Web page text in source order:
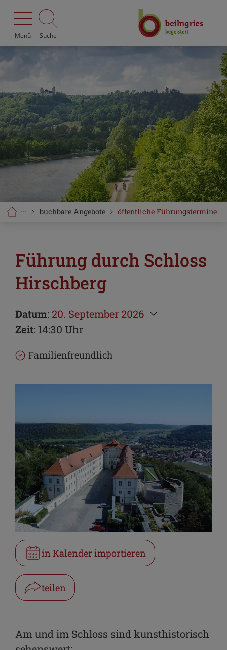
Menü Suche
öffentliche Führungstermine
buchbare Angebote
···
Führung durch Schloss
Hirschberg
Datum: 20. September 2026
Zeit: 14:30 Uhr
Familienfreundlich
in Kalender importieren
teilen
WhatsApp
Am und im Schloss sind kunsthistorisch